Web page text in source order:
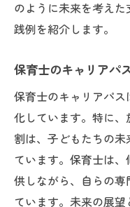
のように未来を考え
践例を紹介します。
保育士のキャリアパ
保育士のキャリアパ
化しています。特に
割は、子どもたちの
ています。保育士は
供しながら、自らの
ています。未来の展